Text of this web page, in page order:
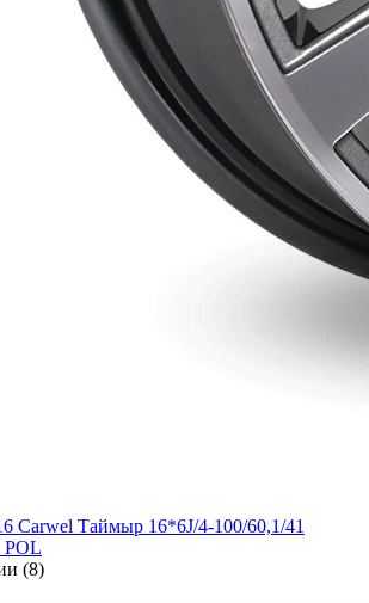
Carwel Таймыр 16*6J/4-100/60,1/41
(8)